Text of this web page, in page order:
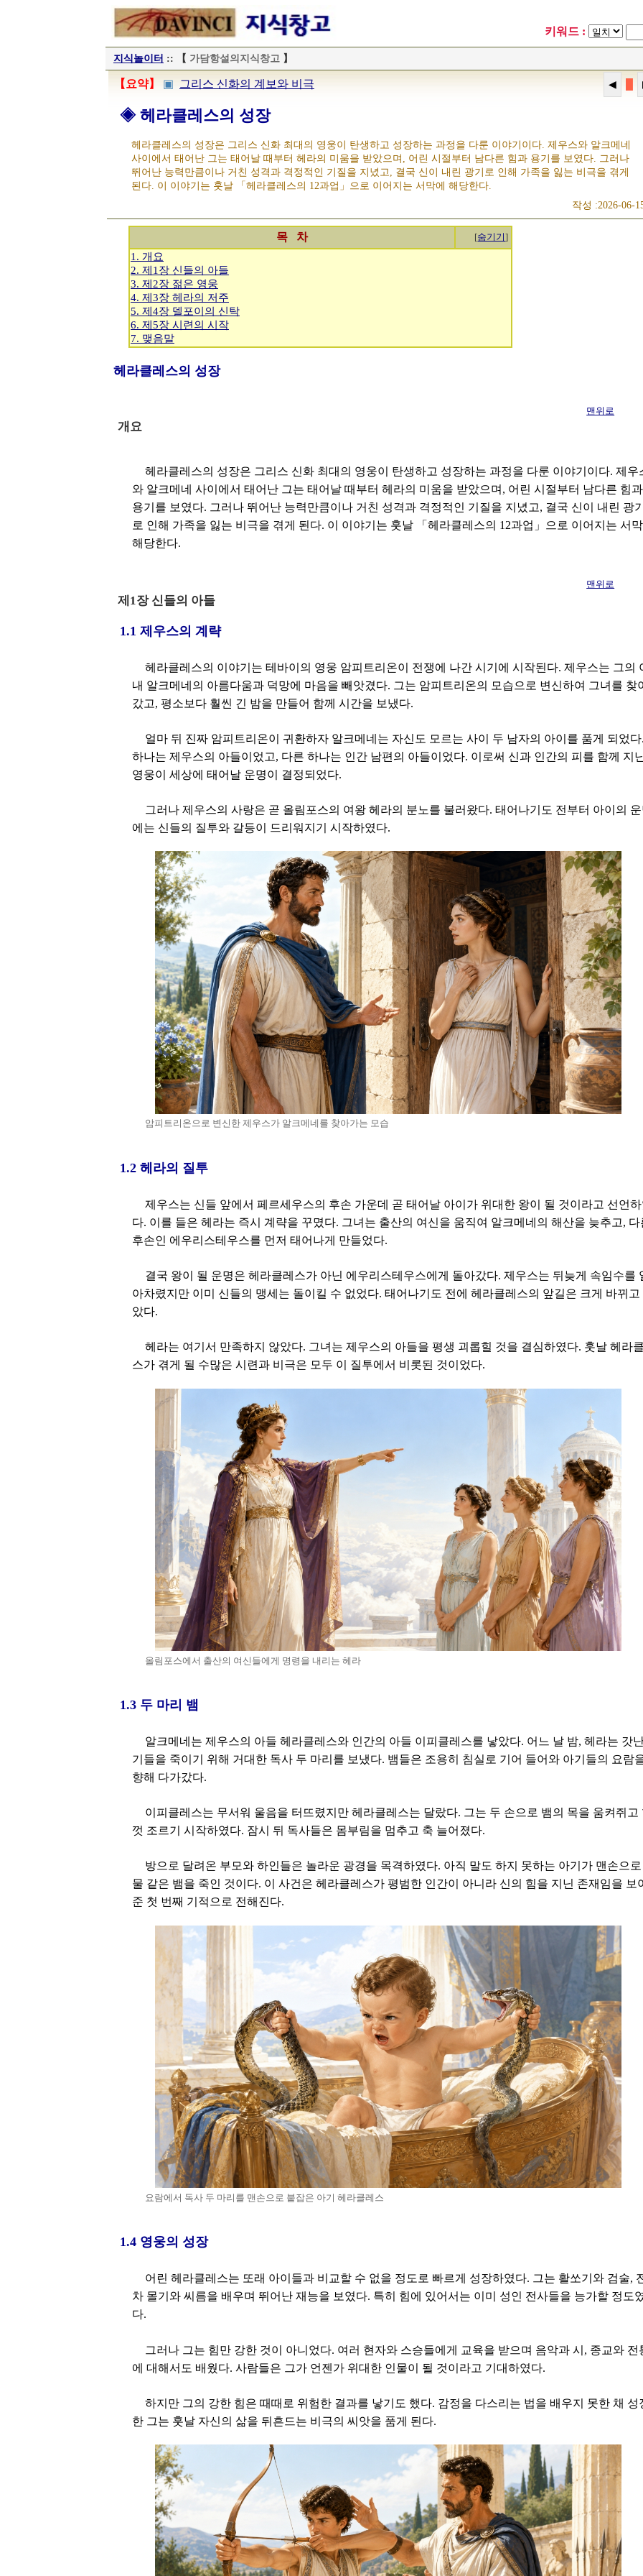
키워드 :
지식놀이터 :: 【 가담항설의지식창고 】
【요약】 ▣ 그리스 신화의 계보와 비극
◈ 헤라클레스의 성장
헤라클레스의 성장은 그리스 신화 최대의 영웅이 탄생하고 성장하는 과정을 다룬 이야기이다. 제우스와 알크메네
사이에서 태어난 그는 태어날 때부터 헤라의 미움을 받았으며, 어린 시절부터 남다른 힘과 용기를 보였다. 그러나
뛰어난 능력만큼이나 거친 성격과 격정적인 기질을 지녔고, 결국 신이 내린 광기로 인해 가족을 잃는 비극을 겪게
된다. 이 이야기는 훗날 「헤라클레스의 12과업」으로 이어지는 서막에 해당한다.
작성 :2026-06-
목 차 [숨기기]
1. 개요
2. 제1장 신들의 아들
3. 제2장 젊은 영웅
4. 제3장 헤라의 저주
5. 제4장 델포이의 신탁
6. 제5장 시련의 시작
7. 맺음말
헤라클레스의 성장
개요
맨위로
헤라클레스의 성장은 그리스 신화 최대의 영웅이 탄생하고 성장하는 과정을 다룬 이야기이다. 제우
와 알크메네 사이에서 태어난 그는 태어날 때부터 헤라의 미움을 받았으며, 어린 시절부터 남다른 힘과
용기를 보였다. 그러나 뛰어난 능력만큼이나 거친 성격과 격정적인 기질을 지녔고, 결국 신이 내린 광
로 인해 가족을 잃는 비극을 겪게 된다. 이 이야기는 훗날 「헤라클레스의 12과업」으로 이어지는 서
해당한다.
제1장 신들의 아들
맨위로
1.1 제우스의 계략
헤라클레스의 이야기는 테바이의 영웅 암피트리온이 전쟁에 나간 시기에 시작된다. 제우스는 그의
내 알크메네의 아름다움과 덕망에 마음을 빼앗겼다. 그는 암피트리온의 모습으로 변신하여 그녀를 찾
갔고, 평소보다 훨씬 긴 밤을 만들어 함께 시간을 보냈다.
얼마 뒤 진짜 암피트리온이 귀환하자 알크메네는 자신도 모르는 사이 두 남자의 아이를 품게 되었다
하나는 제우스의 아들이었고, 다른 하나는 인간 남편의 아들이었다. 이로써 신과 인간의 피를 함께 지
영웅이 세상에 태어날 운명이 결정되었다.
그러나 제우스의 사랑은 곧 올림포스의 여왕 헤라의 분노를 불러왔다. 태어나기도 전부터 아이의
에는 신들의 질투와 갈등이 드리워지기 시작하였다.
암피트리온으로 변신한 제우스가 알크메네를 찾아가는 모습
1.2 헤라의 질투
제우스는 신들 앞에서 페르세우스의 후손 가운데 곧 태어날 아이가 위대한 왕이 될 것이라고 선언
다. 이를 들은 헤라는 즉시 계략을 꾸몄다. 그녀는 출산의 여신을 움직여 알크메네의 해산을 늦추고, 다
후손인 에우리스테우스를 먼저 태어나게 만들었다.
결국 왕이 될 운명은 헤라클레스가 아닌 에우리스테우스에게 돌아갔다. 제우스는 뒤늦게 속임수를
아차렸지만 이미 신들의 맹세는 돌이킬 수 없었다. 태어나기도 전에 헤라클레스의 앞길은 크게 바뀌고
았다.
헤라는 여기서 만족하지 않았다. 그녀는 제우스의 아들을 평생 괴롭힐 것을 결심하였다. 훗날 헤라
스가 겪게 될 수많은 시련과 비극은 모두 이 질투에서 비롯된 것이었다.
올림포스에서 출산의 여신들에게 명령을 내리는 헤라
1.3 두 마리 뱀
알크메네는 제우스의 아들 헤라클레스와 인간의 아들 이피클레스를 낳았다. 어느 날 밤, 헤라는 갓
기들을 죽이기 위해 거대한 독사 두 마리를 보냈다. 뱀들은 조용히 침실로 기어 들어와 아기들의 요람
향해 다가갔다.
이피클레스는 무서워 울음을 터뜨렸지만 헤라클레스는 달랐다. 그는 두 손으로 뱀의 목을 움켜쥐고
껏 조르기 시작하였다. 잠시 뒤 독사들은 몸부림을 멈추고 축 늘어졌다.
방으로 달려온 부모와 하인들은 놀라운 광경을 목격하였다. 아직 말도 하지 못하는 아기가 맨손으
물 같은 뱀을 죽인 것이다. 이 사건은 헤라클레스가 평범한 인간이 아니라 신의 힘을 지닌 존재임을 보
준 첫 번째 기적으로 전해진다.
요람에서 독사 두 마리를 맨손으로 붙잡은 아기 헤라클레스
1.4 영웅의 성장
어린 헤라클레스는 또래 아이들과 비교할 수 없을 정도로 빠르게 성장하였다. 그는 활쏘기와 검술,
차 몰기와 씨름을 배우며 뛰어난 재능을 보였다. 특히 힘에 있어서는 이미 성인 전사들을 능가할 정도
다.
그러나 그는 힘만 강한 것이 아니었다. 여러 현자와 스승들에게 교육을 받으며 음악과 시, 종교와 전
에 대해서도 배웠다. 사람들은 그가 언젠가 위대한 인물이 될 것이라고 기대하였다.
하지만 그의 강한 힘은 때때로 위험한 결과를 낳기도 했다. 감정을 다스리는 법을 배우지 못한 채 성
한 그는 훗날 자신의 삶을 뒤흔드는 비극의 씨앗을 품게 된다.